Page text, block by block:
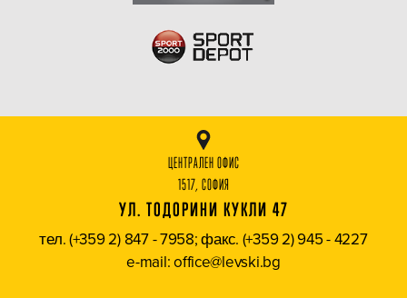
ЦЕНТРАЛЕН ОФИС
1517, СОФИЯ
УЛ. ТОДОРИНИ КУКЛИ 47
тел. (+359 2) 847 - 7958; факс. (+359 2) 945 - 4227
e-mail: office@levski.bg